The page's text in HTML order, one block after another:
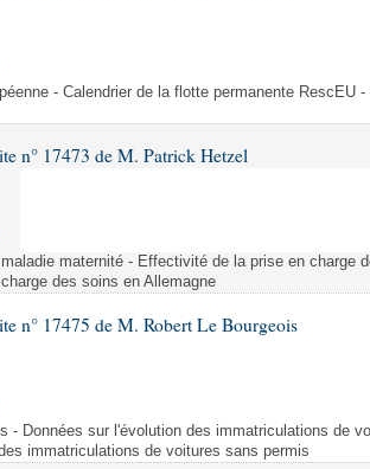
sociale
et orales
des débats
- Calendrier de la flotte permanente RescEU
n° 17473 de M. Patrick Hetzel
maternité - Effectivité de la prise en charge
des soins en Allemagne
n° 17475 de M. Robert Le Bourgeois
- Données sur l'évolution des immatriculations de
immatriculations de voitures sans permis